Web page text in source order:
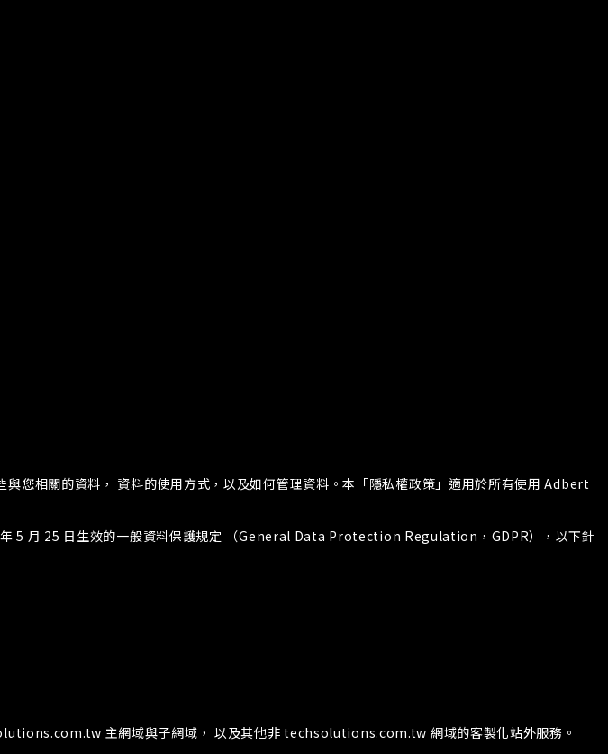
您相關的資料， 資料的使用方式，以及如何管理資料。本「隱私權政策」適用於所有使用 Adbert
5 月 25 日生效的一般資料保護規定 （General Data Protection Regulation，GDPR），以下針
主網域與子網域， 以及其他非 techsolutions.com.tw 網域的客製化站外服務。